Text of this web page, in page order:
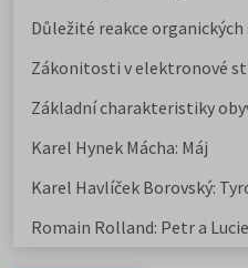
Důležité reakce
Zákonitosti v elektronové
Základní charakteristiky
Karel Hynek Mácha: Máj
Karel Havlíček Borovský:
Romain Rolland: Petr a Lucie